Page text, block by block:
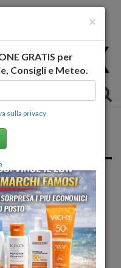
3 »
×
GRATIS per
Consigli e Meteo.
sulla privacy